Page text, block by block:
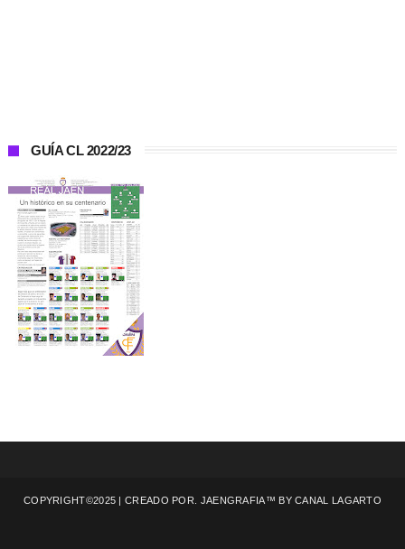
GUÍA CL 2022/23
COPYRIGHT©2025 | CREADO POR. JAENGRAFIA™ BYCANAL LAGARTO